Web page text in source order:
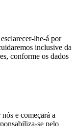
lhe-á por
inclusive da
conforme os dados
e começará a
se pelo